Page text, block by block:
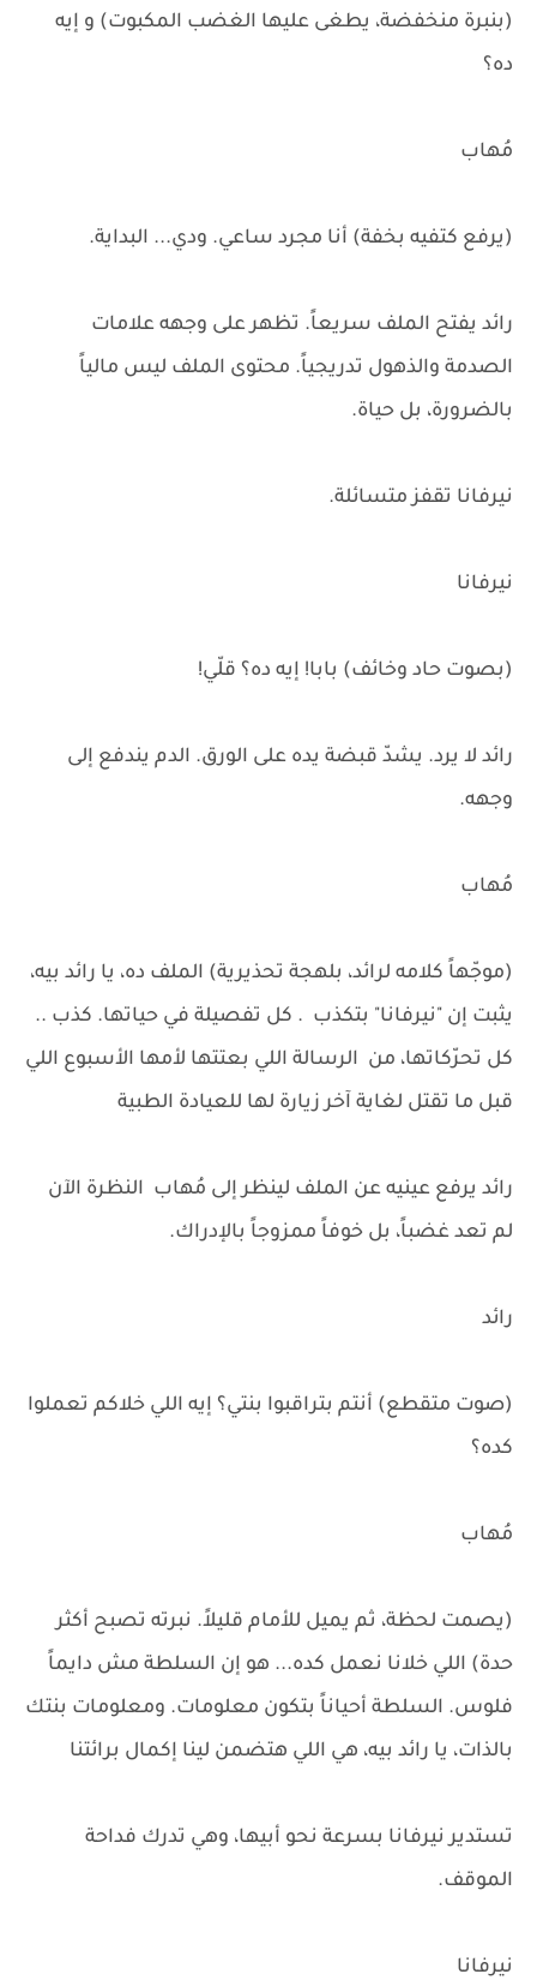
(بنبرة منخفضة، يطغى عليها الغضب المكبوت) و إيه
ده؟
مُهاب
(يرفع كتفيه بخفة) أنا مجرد ساعي. ودي... البداية.
رائد يفتح الملف سريعاً. تظهر على وجهه علامات
الصدمة والذهول تدريجياً. محتوى الملف ليس مالياً
بالضرورة، بل حياة.
نيرفانا تقفز متسائلة.
نيرفانا
(بصوت حاد وخائف) بابا! إيه ده؟ قلّي!
رائد لا يرد. يشدّ قبضة يده على الورق. الدم يندفع إلى
وجهه.
مُهاب
(موجّهاً كلامه لرائد، بلهجة تحذيرية) الملف ده، يا رائد بيه،
يثبت إن "نيرفانا" بتكذب . كل تفصيلة في حياتها. كذب ..
كل تحرّكاتها، من الرسالة اللي بعتتها لأمها الأسبوع اللي
قبل ما تقتل لغاية آخر زيارة لها للعيادة الطبية
رائد يرفع عينيه عن الملف لينظر إلى مُهاب النظرة الآن
لم تعد غضباً، بل خوفاً ممزوجاً بالإدراك.
رائد
(صوت متقطع) أنتم بتراقبوا بنتي؟ إيه اللي خلاكم تعملوا
كده؟
مُهاب
(يصمت لحظة، ثم يميل للأمام قليلاً. نبرته تصبح أكثر
حدة) اللي خلانا نعمل كده... هو إن السلطة مش دايماً
فلوس. السلطة أحياناً بتكون معلومات. ومعلومات بنتك
بالذات، يا رائد بيه، هي اللي هتضمن لينا إكمال برائتنا
تستدير نيرفانا بسرعة نحو أبيها، وهي تدرك فداحة
الموقف.
نيرفانا